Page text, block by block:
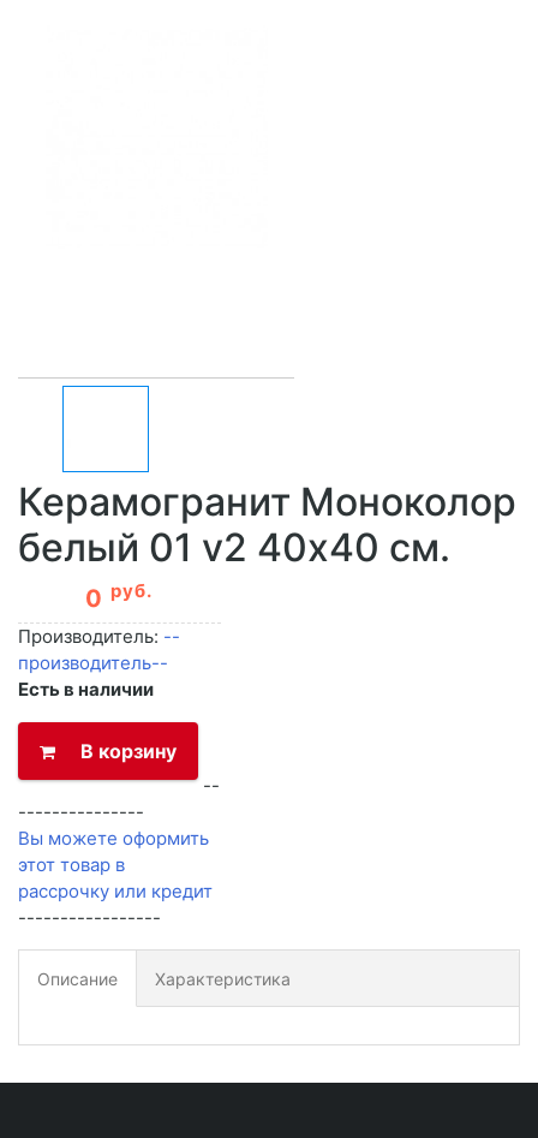
Керамогранит Моноколор
белый 01 v2 40х40 см.
0 руб.
Производитель: --
производитель--
Есть в наличии
В корзину
--
---------------
Вы можете оформить
этот товар в
рассрочку или кредит
-----------------
Описание Характеристика